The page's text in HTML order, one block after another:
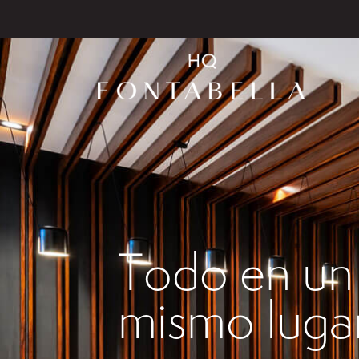
Todo en un
mismo